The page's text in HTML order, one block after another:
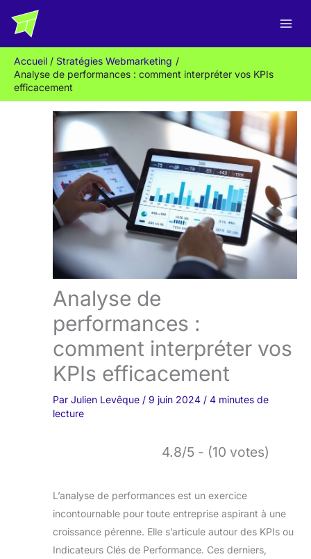
Accueil
Stratégies Webmarketing
Analyse de performances : comment interpréter vos KPIs
efficacement
Analyse de
performances :
comment interpréter vos
KPIs efficacement
Par Julien Levêque / 9 juin 2024 / 4 minutes de
lecture
4.8/5 - (10 votes)
L’analyse de performances est un exercice
incontournable pour toute entreprise aspirant à une
croissance pérenne. Elle s’articule autour des KPIs ou
Indicateurs Clés de Performance. Ces derniers,
e
c
h
e